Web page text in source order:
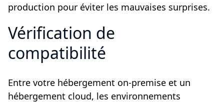
production pour éviter les mauvaises surprises.
Vérification de
compatibilité
Entre votre hébergement on-premise et un
hébergement cloud, les environnements